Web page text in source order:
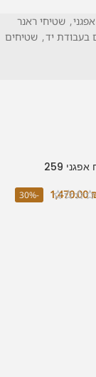
, שטיחי ראנר
בעבודת יד, שטיחים
259
1,470.00
-30%